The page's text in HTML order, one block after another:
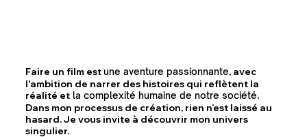
Faire un film estune aventure passionnante, avec
l'ambition de narrer des histoires qui reflètent la
réalité et la complexité humaine de notre société.
Dans mon processus de création, rien n’est laissé au
hasard. Je vous invite à découvrir mon univers
singulier.